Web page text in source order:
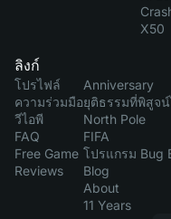
X50
ลิงก์
โปรไฟล์
ความร่วมมือ
วีไอพี
FAQ
Free Game
Reviews
Anniversary
ยุติธรรมที่พิสูจน์
North Pole
FIFA
โปรแกรม Bug
Blog
About
11 Years